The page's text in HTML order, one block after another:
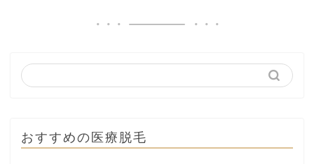
おすすめの医療脱毛